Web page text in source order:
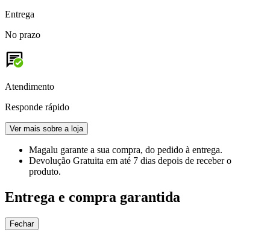
Entrega
No prazo
Atendimento
Responde rápido
Ver mais sobre a loja
Magalu garante a sua compra, do pedido à entrega.
Devolução Gratuita em até 7 dias depois de receber o
produto.
Entrega e compra garantida
Fechar